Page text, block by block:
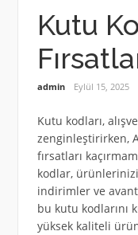
Kutu
admin Eylül 15, 2025
Kutu kodları,
zenginleştirirken,
fırsatları
kodlar, ürünlerinizi
indirimler ve
bu kutu kodlarını
yüksek kaliteli